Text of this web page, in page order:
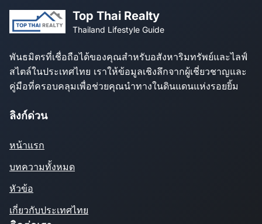
Top Thai Realty
Thailand Lifestyle Guide
พันธมิตรที่เชื่อถือได้ของคุณสำหรับอสังหาริมทรัพย์และไลฟ์
สไตล์ในประเทศไทย เราให้ข้อมูลเชิงลึกจากผู้เชี่ยวชาญและ
คู่มือที่ครอบคลุมเพื่อช่วยคุณนำทางในดินแดนแห่งรอยยิ้ม
ลิงก์ด่วน
หน้าแรก
บทความทั้งหมด
หัวข้อ
เกี่ยวกับประเทศไทย